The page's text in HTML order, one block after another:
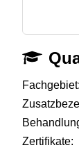
Fachgebiet:
Zertifikate: